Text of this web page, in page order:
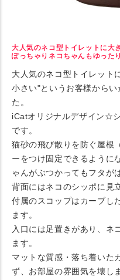
大人気のネコ型トイレットに大
ぽっちゃりネコちゃんもゆった
大人気のネコ型トイレット
小さい"というお客様から
た。
iCatオリジナルデザイン☆
です。
猫砂の飛び散りを防ぐ屋根
ーをつけ固定できるように
ゃんがぶつかってもフタが
背面にはネコのシッポに見
付属のスコップはカーブし
ます。
入口には足置きがあり、ネ
ます。
マットな質感・落ち着いた
ず、お部屋の雰囲気を壊し